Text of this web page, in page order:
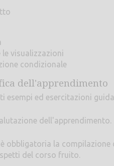
le visualizzazioni
condizionale
dell'apprendimento
esempi ed esercitazioni
dell'apprendimento.
obbligatoria la
del corso fruito.